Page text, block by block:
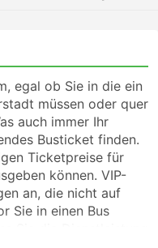
egal ob Sie in die ein
müssen oder quer
auch immer Ihr
Busticket finden.
Ticketpreise für
können. VIP-
an, die nicht auf
Sie in einen Bus